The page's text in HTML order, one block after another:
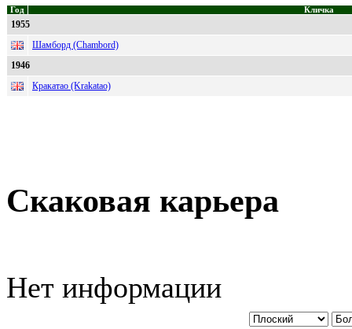
Год Кличка
1955
Шамборд (Chambord)
1946
Кракатао (Krakatao)
Скаковая карьера
Нет информации